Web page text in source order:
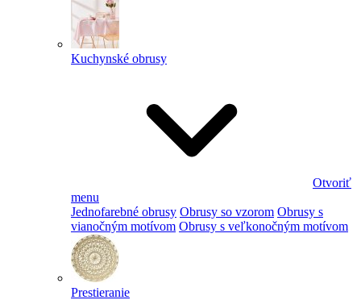
Kuchynské obrusy
Otvoriť
menu
Jednofarebné obrusy Obrusy so vzorom Obrusy s
vianočným motívom Obrusy s veľkonočným motívom
Prestieranie